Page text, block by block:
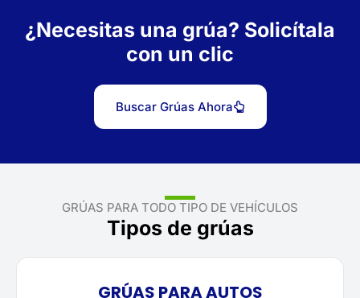
¿Necesitas una grúa? Solicítala
con un clic
Buscar Grúas Ahora
GRÚAS PARA TODO TIPO DE VEHÍCULOS
Tipos de grúas
GRÚAS PARA AUTOS